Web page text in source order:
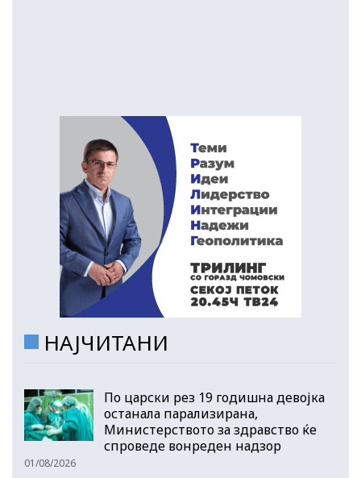
НАЈЧИТАНИ
По царски рез 19 годишна девојка
останала парализирана,
Министерството за здравство ќе
спроведе вонреден надзор
01/08/2026